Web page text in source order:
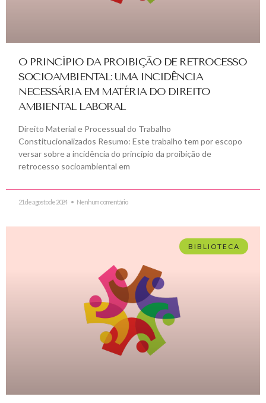
O PRINCÍPIO DA PROIBIÇÃO DE RETROCESSO
SOCIOAMBIENTAL: UMA INCIDÊNCIA
NECESSÁRIA EM MATÉRIA DO DIREITO
AMBIENTAL LABORAL
Direito Material e Processual do Trabalho
Constitucionalizados Resumo: Este trabalho tem por escopo
versar sobre a incidência do princípio da proibição de
retrocesso socioambiental em
21 de agosto de 2024 Nenhum comentário
BIBLIOTECA